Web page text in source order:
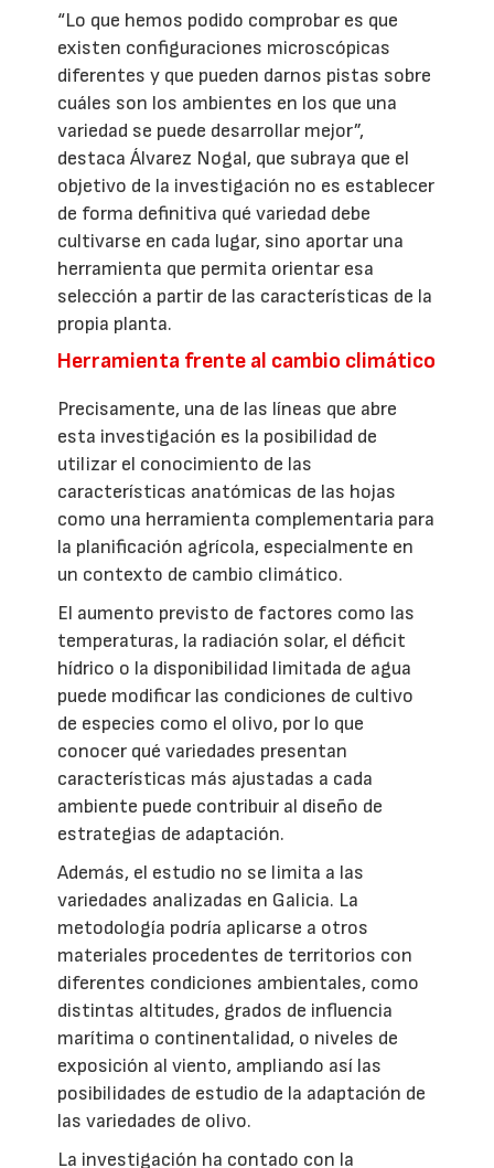
“Lo que hemos podido comprobar es que
existen configuraciones microscópicas
diferentes y que pueden darnos pistas sobre
cuáles son los ambientes en los que una
variedad se puede desarrollar mejor”,
destaca Álvarez Nogal, que subraya que el
objetivo de la investigación no es establecer
de forma definitiva qué variedad debe
cultivarse en cada lugar, sino aportar una
herramienta que permita orientar esa
selección a partir de las características de la
propia planta.
Herramienta frente al cambio climático
Precisamente, una de las líneas que abre
esta investigación es la posibilidad de
utilizar el conocimiento de las
características anatómicas de las hojas
como una herramienta complementaria para
la planificación agrícola, especialmente en
un contexto de cambio climático.
El aumento previsto de factores como las
temperaturas, la radiación solar, el déficit
hídrico o la disponibilidad limitada de agua
puede modificar las condiciones de cultivo
de especies como el olivo, por lo que
conocer qué variedades presentan
características más ajustadas a cada
ambiente puede contribuir al diseño de
estrategias de adaptación.
Además, el estudio no se limita a las
variedades analizadas en Galicia. La
metodología podría aplicarse a otros
materiales procedentes de territorios con
diferentes condiciones ambientales, como
distintas altitudes, grados de influencia
marítima o continentalidad, o niveles de
exposición al viento, ampliando así las
posibilidades de estudio de la adaptación de
las variedades de olivo.
La investigación ha contado con la